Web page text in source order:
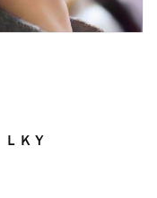
ＫＹ